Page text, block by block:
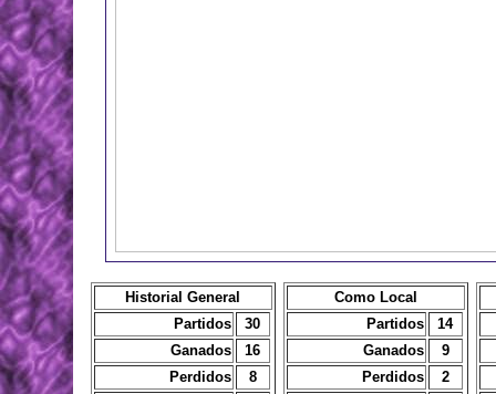
Historial General
Partidos
30
Ganados
16
Perdidos
8
Como Local
Partidos
14
Ganados
9
Perdidos
2